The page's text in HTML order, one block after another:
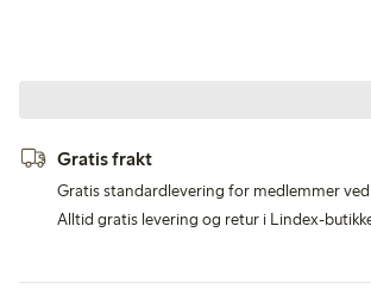
Gratis frakt
Gratis standardlevering for medlemmer ved
Alltid gratis levering og retur i Lindex-